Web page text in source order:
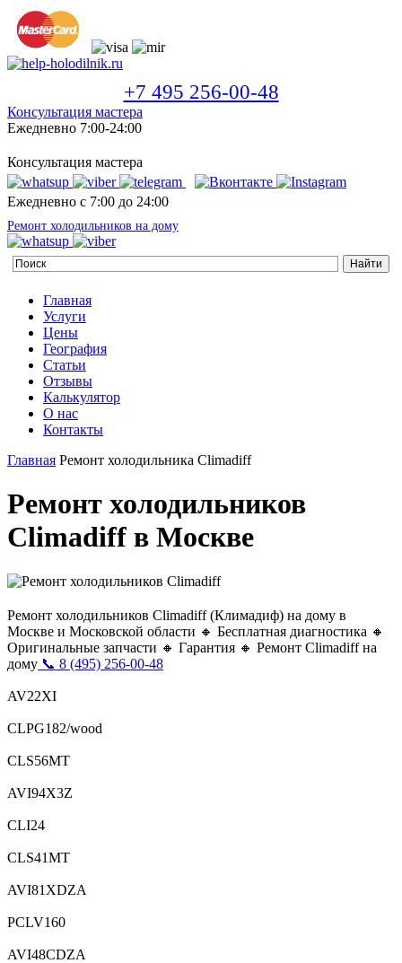
+7 495 256-00-48
Консультация мастера
Ежедневно 7:00-24:00
Консультация мастера
Ежедневно с 7:00 до 24:00
Ремонт холодильников на дому
Главная
Услуги
Цены
География
Статьи
Отзывы
Калькулятор
О нас
Контакты
Главная Ремонт холодильника Climadiff
Ремонт холодильников
Climadiff в Москве
Ремонт холодильников Climadiff (Климадиф) на дому в
Москве и Московской области 🔸 Бесплатная диагностика 🔸
Оригинальные запчасти 🔸 Гарантия 🔸 Ремонт Climadiff на
дому 📞 8 (495) 256-00-48
AV22XI
CLPG182/wood
CLS56MT
AVI94X3Z
CLI24
CLS41MT
AVI81XDZA
PCLV160
AVI48CDZA